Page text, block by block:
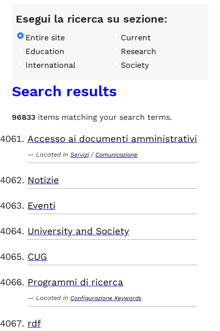
Esegui la ricerca su sezione:
Entire site
Current
Education
Research
International
Society
Search results
96833 items matching your search terms.
Accesso ai documenti amministrativi
Located in Servizi / Comunicazione
Notizie
Eventi
University and Society
CUG
Programmi di ricerca
Located in Configurazione Keywords
rdf